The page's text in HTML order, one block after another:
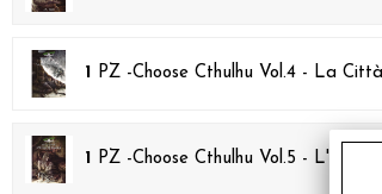
1 PZ -Choose Cthulhu Vol.4 - La
1 PZ -Choose Cthulhu Vol.5 - L'Orrore